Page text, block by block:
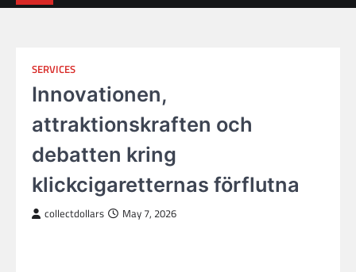
SERVICES
Innovationen,
attraktionskraften och
debatten kring
klickcigaretternas förflutna
collectdollars May 7, 2026